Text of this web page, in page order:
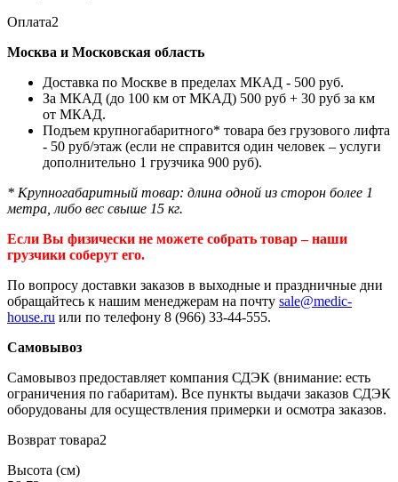
Оплата2
Москва и Московская область
Доставка по Москве в пределах МКАД - 500 руб.
За МКАД (до 100 км от МКАД) 500 руб + 30 руб за км
от МКАД.
Подъем крупногабаритного* товара без грузового лифта
- 50 руб/этаж (если не справится один человек – услуги
дополнительно 1 грузчика 900 руб).
* Крупногабаритный товар: длина одной из сторон более 1
метра, либо вес свыше 15 кг.
Если Вы физически не можете собрать товар – наши
грузчики соберут его.
По вопросу доставки заказов в выходные и праздничные дни
обращайтесь к нашим менеджерам на почту sale@medic-
house.ru или по телефону 8 (966) 33-44-555.
Самовывоз
Самовывоз предоставляет компания СДЭК (внимание: есть
ограничения по габаритам). Все пункты выдачи заказов СДЭК
оборудованы для осуществления примерки и осмотра заказов.
Возврат товара2
Высота (см)